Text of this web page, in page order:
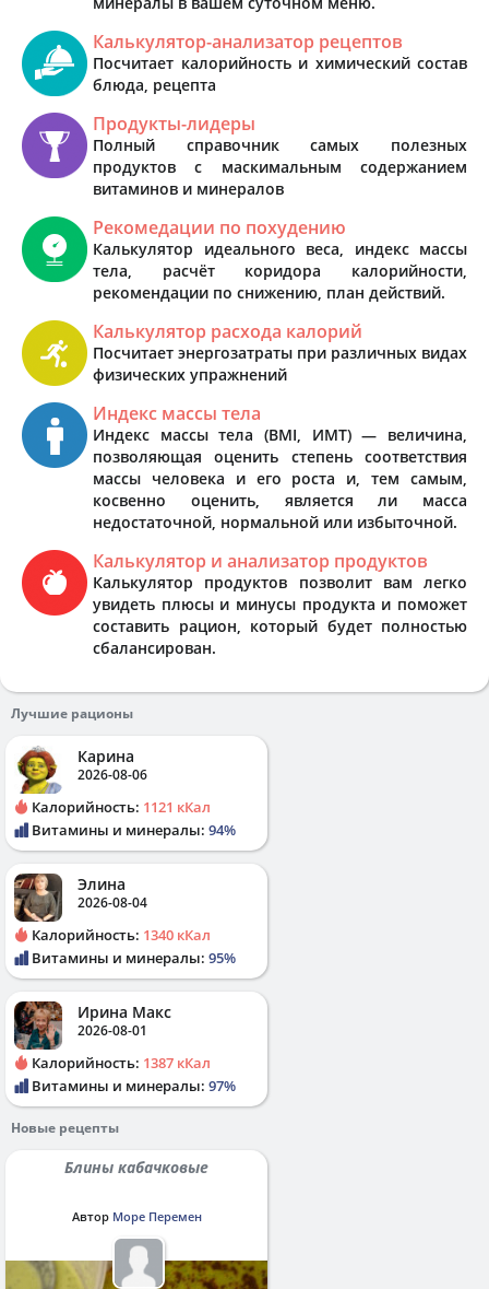
Калькулятор-анализатор рецептов
Посчитает калорийность и химический состав
блюда, рецепта
Продукты-лидеры
Полный справочник самых полезных
продуктов с маскимальным содержанием
витаминов и минералов
Рекомедации по похудению
Калькулятор идеального веса, индекс массы
тела, расчёт коридора калорийности,
рекомендации по снижению, план действий.
Калькулятор расхода калорий
Посчитает энергозатраты при различных видах
физических упражнений
Индекс массы тела
Индекс массы тела (BMI, ИМТ) — величина,
позволяющая оценить степень соответствия
массы человека и его роста и, тем самым,
косвенно оценить, является ли масса
недостаточной, нормальной или избыточной.
Калькулятор и анализатор продуктов
Калькулятор продуктов позволит вам легко
увидеть плюсы и минусы продукта и поможет
составить рацион, который будет полностью
сбалансирован.
Лучшие рационы
Карина
2026-08-06
Калорийность: 1121 кКал
Витамины и минералы: 94%
Элина
2026-08-04
Калорийность: 1340 кКал
Витамины и минералы: 95%
Ирина Макс
2026-08-01
Калорийность: 1387 кКал
Витамины и минералы: 97%
Новые рецепты
Блины кабачковые
Автор Море Перемен